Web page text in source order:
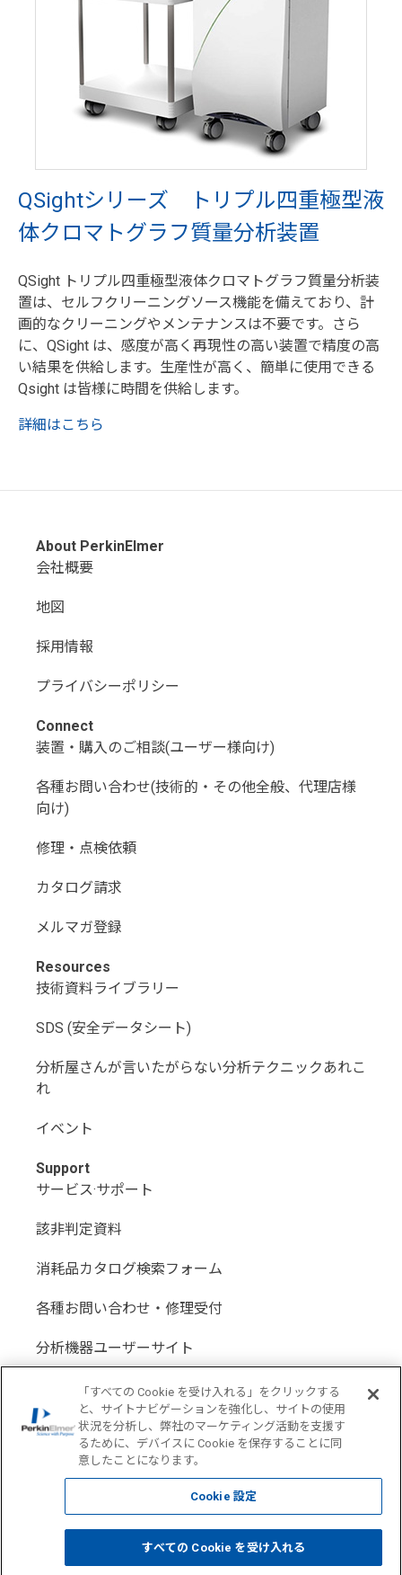
QSightシリーズ トリプル四重極型液
体クロマトグラフ質量分析装置
QSight トリプル四重極型液体クロマトグラフ質量分析装
置は、セルフクリーニングソース機能を備えており、計
画的なクリーニングやメンテナンスは不要です。さら
に、QSight は、感度が高く再現性の高い装置で精度の高
い結果を供給します。生産性が高く、簡単に使用できる
Qsight は皆様に時間を供給します。
詳細はこちら
About PerkinElmer
会社概要
地図
採用情報
プライバシーポリシー
Connect
装置・購入のご相談(ユーザー様向け)
各種お問い合わせ(技術的・その他全般、代理店様
向け)
修理・点検依頼
カタログ請求
メルマガ登録
Resources
技術資料ライブラリー
SDS (安全データシート)
分析屋さんが言いたがらない分析テクニックあれこ
れ
イベント
Support
サービス·サポート
該非判定資料
消耗品カタログ検索フォーム
各種お問い合わせ・修理受付
分析機器ユーザーサイト
分析機器代理店サイト
Location: Japan(Change USA
COPYRIGHT © 1998-2026 PerkinElmer All Rights reserved
「すべての Cookie を受け入れる」をクリックする
と、サイトナビゲーションを強化し、サイトの使用
状況を分析し、弊社のマーケティング活動を支援す
るために、デバイスに Cookie を保存することに同
意したことになります。
Cookie 設定
すべての Cookie を受け入れる